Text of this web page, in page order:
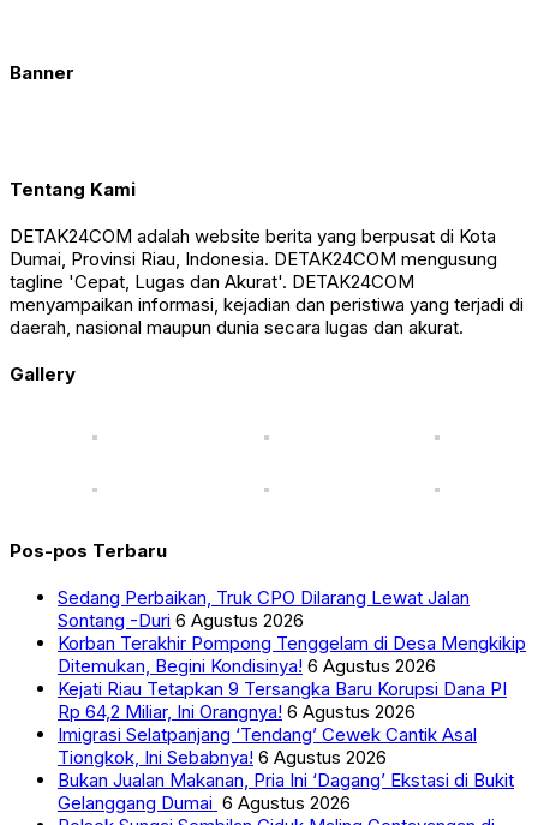
Banner
Tentang Kami
DETAK24COM adalah website berita yang berpusat di Kota
Dumai, Provinsi Riau, Indonesia. DETAK24COM mengusung
tagline 'Cepat, Lugas dan Akurat'. DETAK24COM
menyampaikan informasi, kejadian dan peristiwa yang terjadi di
daerah, nasional maupun dunia secara lugas dan akurat.
Gallery
Pos-pos Terbaru
Sedang Perbaikan, Truk CPO Dilarang Lewat Jalan
Sontang -Duri 6 Agustus 2026
Korban Terakhir Pompong Tenggelam di Desa Mengkikip
Ditemukan, Begini Kondisinya! 6 Agustus 2026
Kejati Riau Tetapkan 9 Tersangka Baru Korupsi Dana PI
Rp 64,2 Miliar, Ini Orangnya! 6 Agustus 2026
Imigrasi Selatpanjang ‘Tendang’ Cewek Cantik Asal
Tiongkok, Ini Sebabnya! 6 Agustus 2026
Bukan Jualan Makanan, Pria Ini ‘Dagang’ Ekstasi di Bukit
Gelanggang Dumai 6 Agustus 2026